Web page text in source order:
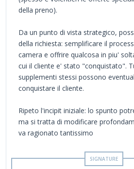
della preno).
Da un punto di vista strategico,
della richiesta: semplificare il
camera e offrire qualcosa in piu'
cui il cliente e' stato "conquistato".
supplementi stessi possono
conquistare il cliente.
Ripeto l'incipit iniziale: lo spunto
ma si tratta di modificare
va ragionato tantissimo